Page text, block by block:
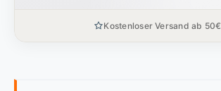
Kostenloser Versand ab 50€